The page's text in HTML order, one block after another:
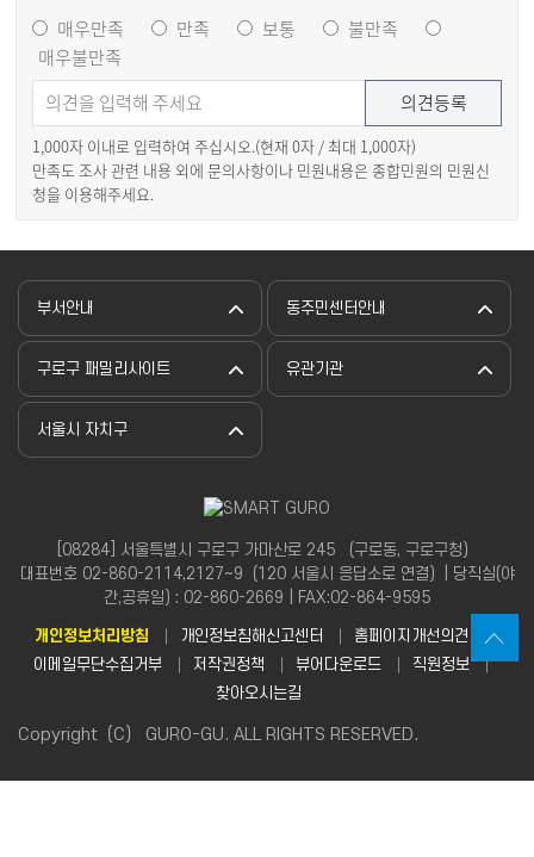
매우만족
만족 보통
불만족
매우불만족
1,000자 이내로 입력하여 주십시오.(현재 0자 / 최대 1,000자)
만족도 조사 관련 내용 외에 문의사항이나 민원내용은 종합민원의 민원신
청을 이용해주세요.
부서안내 동주민센터안내
구로구 패밀리사이트 유관기관
서울시 자치구
[08284] 서울특별시 구로구 가마산로 245 （구로동, 구로구청）
대표번호 02-860-2114,2127~9（120 서울시 응답소로 연결）| 당직실(야
간,공휴일) : 02-860-2669 | FAX:02-864-9595
개인정보처리방침 개인정보침해신고센터
홈페이지개선의견
이메일무단수집거부
저작권정책 뷰어다운로드
직원정보
찾아오시는길
Copyright（C） GURO-GU. ALL RIGHTS RESERVED.